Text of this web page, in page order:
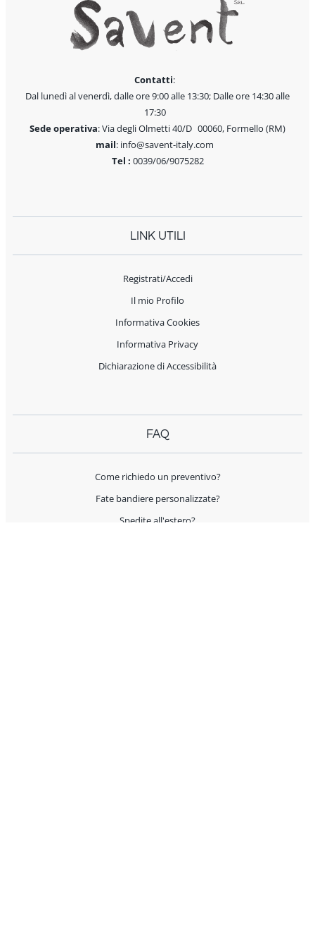
Contatti:
Dal lunedì al venerdì, dalle ore 9:00 alle 13:30; Dalle ore 14:30 alle
17:30
Sede operativa: Via degli Olmetti 40/D 00060, Formello (RM)
mail: info@savent-italy.com
Tel : 0039/06/9075282
LINK UTILI
Registrati/Accedi
Il mio Profilo
Informativa Cookies
Informativa Privacy
Dichiarazione di Accessibilità
FAQ
Come richiedo un preventivo?
Fate bandiere personalizzate?
Spedite all'estero?